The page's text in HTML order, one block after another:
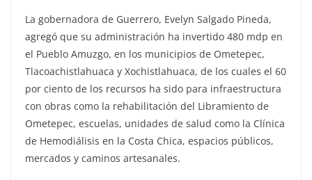
La gobernadora de Guerrero, Evelyn Salgado Pineda,
agregó que su administración ha invertido 480 mdp en
el Pueblo Amuzgo, en los municipios de Ometepec,
Tlacoachistlahuaca y Xochistlahuaca, de los cuales el 60
por ciento de los recursos ha sido para infraestructura
con obras como la rehabilitación del Libramiento de
Ometepec, escuelas, unidades de salud como la Clínica
de Hemodiálisis en la Costa Chica, espacios públicos,
mercados y caminos artesanales.